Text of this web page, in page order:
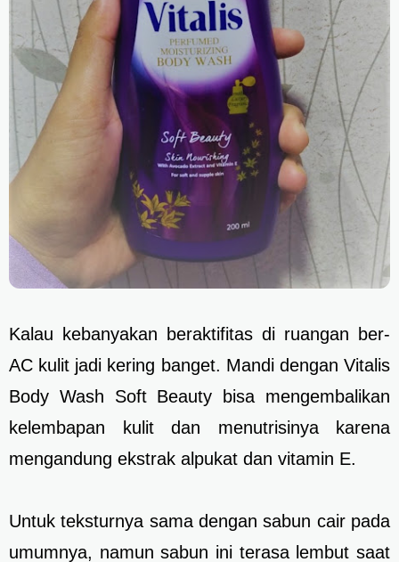
Kalau kebanyakan beraktifitas di ruangan ber-
AC kulit jadi kering banget. Mandi dengan Vitalis
Body Wash Soft Beauty bisa mengembalikan
kelembapan kulit dan menutrisinya karena
mengandung ekstrak alpukat dan vitamin E.
Untuk teksturnya sama dengan sabun cair pada
umumnya, namun sabun ini terasa lembut saat